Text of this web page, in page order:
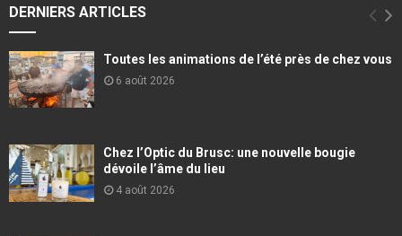
DERNIERS ARTICLES
Toutes les animations de l’été près de chez vous
6 août 2026
Chez l’Optic du Brusc: une nouvelle bougie
dévoile l’âme du lieu
4 août 2026